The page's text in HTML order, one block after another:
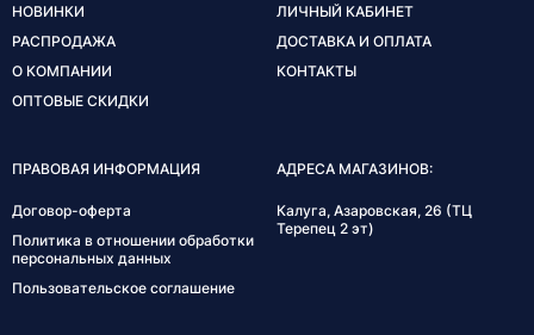
НОВИНКИ
РАСПРОДАЖА
О КОМПАНИИ
ОПТОВЫЕ СКИДКИ
ЛИЧНЫЙ КАБИНЕТ
ДОСТАВКА И ОПЛАТА
КОНТАКТЫ
ПРАВОВАЯ ИНФОРМАЦИЯ
Договор-оферта
Политика в отношении обработки
персональных данных
Пользовательское соглашение
АДРЕСА МАГАЗИНОВ:
Калуга, Азаровская, 26 (ТЦ
Терепец 2 эт)